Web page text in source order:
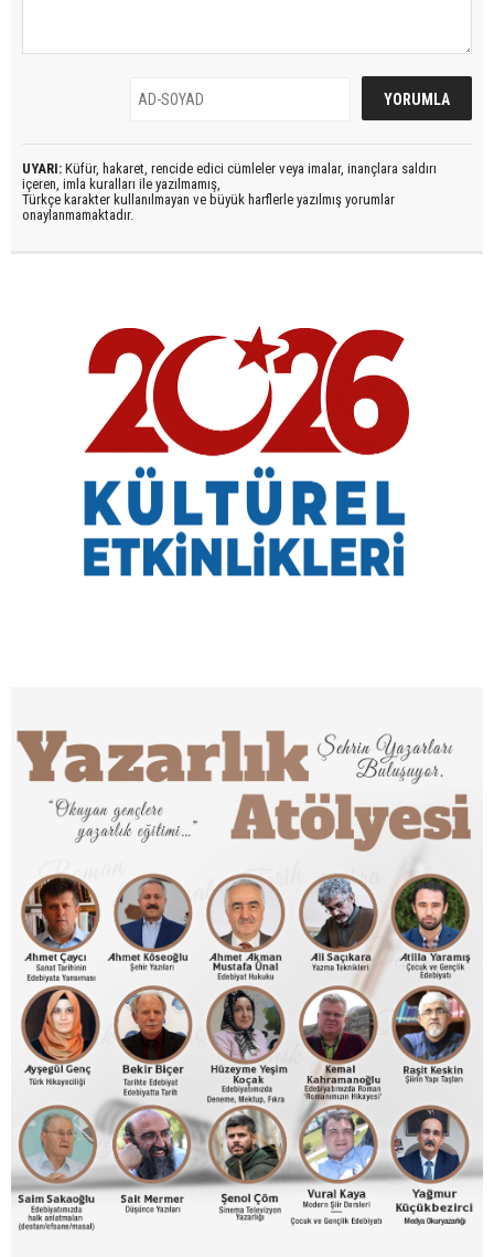
UYARI: Küfür, hakaret, rencide edici cümleler veya imalar, inançlara saldırı
içeren, imla kuralları ile yazılmamış,
Türkçe karakter kullanılmayan ve büyük harflerle yazılmış yorumlar
onaylanmamaktadır.